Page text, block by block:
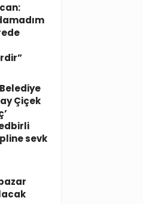
Çiçek
sevk